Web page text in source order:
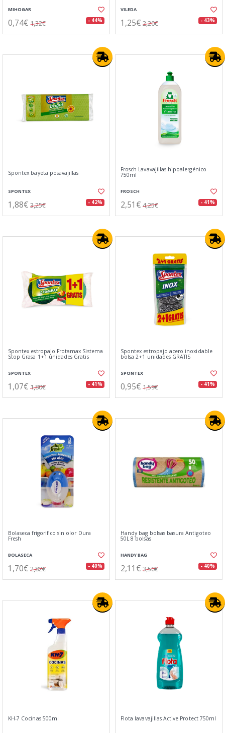
MIHOGAR
0,74€ 1,32€ - 44%
VILEDA
1,25€ 2,20€ - 43%
Spontex bayeta posavajillas
SPONTEX
1,88€ 3,25€ - 42%
Frosch Lavavajillas hipoalergénico
750ml
FROSCH
2,51€ 4,25€ - 41%
Spontex estropajo Frotamax Sistema
Stop Grasa 1+1 unidades Gratis
SPONTEX
1,07€ 1,80€ - 41%
Spontex estropajo acero inoxidable
bolsa 2+1 unidades GRATIS
SPONTEX
0,95€ 1,59€ - 41%
Bolaseca frigorifico sin olor Dura
Fresh
BOLASECA
1,70€ 2,82€ - 40%
Handy bag bolsas basura Antigoteo
50L 8 bolsas
HANDY BAG
2,11€ 3,50€ - 40%
KH-7 Cocinas 500ml Flota lavavajillas Active Protect 750ml